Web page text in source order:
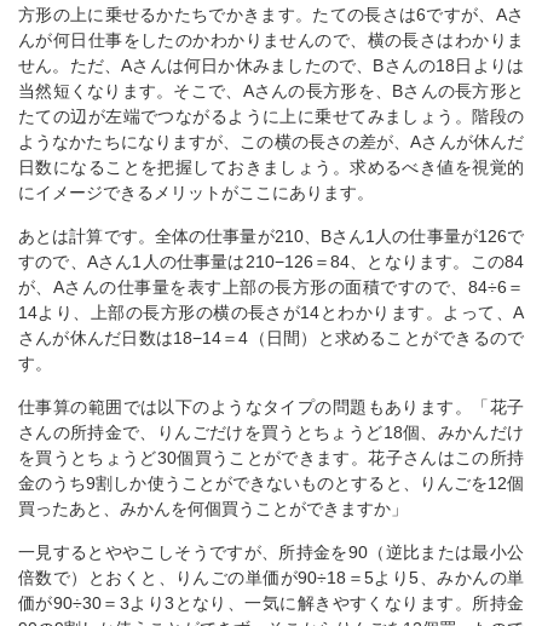
方形の上に乗せるかたちでかきます。たての長さは6ですが、Aさ
んが何日仕事をしたのかわかりませんので、横の長さはわかりま
せん。ただ、Aさんは何日か休みましたので、Bさんの18日よりは
当然短くなります。そこで、Aさんの長方形を、Bさんの長方形と
たての辺が左端でつながるように上に乗せてみましょう。階段の
ようなかたちになりますが、この横の長さの差が、Aさんが休んだ
日数になることを把握しておきましょう。求めるべき値を視覚的
にイメージできるメリットがここにあります。
あとは計算です。全体の仕事量が210、Bさん1人の仕事量が126で
すので、Aさん1人の仕事量は210−126＝84、となります。この84
が、Aさんの仕事量を表す上部の長方形の面積ですので、84÷6＝
14より、上部の長方形の横の長さが14とわかります。よって、A
さんが休んだ日数は18−14＝4（日間）と求めることができるので
す。
仕事算の範囲では以下のようなタイプの問題もあります。「花子
さんの所持金で、りんごだけを買うとちょうど18個、みかんだけ
を買うとちょうど30個買うことができます。花子さんはこの所持
金のうち9割しか使うことができないものとすると、りんごを12個
買ったあと、みかんを何個買うことができますか」
一見するとややこしそうですが、所持金を90（逆比または最小公
倍数で）とおくと、りんごの単価が90÷18＝5より5、みかんの単
価が90÷30＝3より3となり、一気に解きやすくなります。所持金